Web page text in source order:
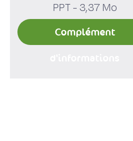
PPT - 3,37 Mo
Complément